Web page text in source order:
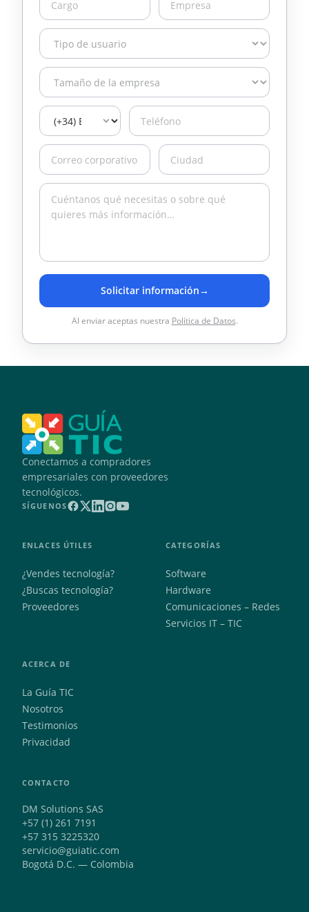
Solicitar información→
Al enviar aceptas nuestra Política de Datos.
Conectamos a compradores
empresariales con proveedores
tecnológicos.
SÍGUENOS
ENLACES ÚTILES
¿Vendes tecnología?
¿Buscas tecnología?
Proveedores
CATEGORÍAS
Software
Hardware
Comunicaciones – Redes
Servicios IT – TIC
ACERCA DE
La Guía TIC
Nosotros
Testimonios
Privacidad
CONTACTO
DM Solutions SAS
+57 (1) 261 7191
+57 315 3225320
servicio@guiatic.com
Bogotá D.C. — Colombia